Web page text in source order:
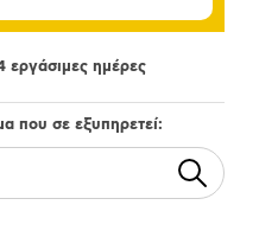
εργάσιμες ημέρες
που σε εξυπηρετεί: